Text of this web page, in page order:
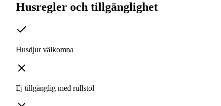
Husregler och tillgänglighet
Husdjur välkomna
Ej tillgänglig med rullstol